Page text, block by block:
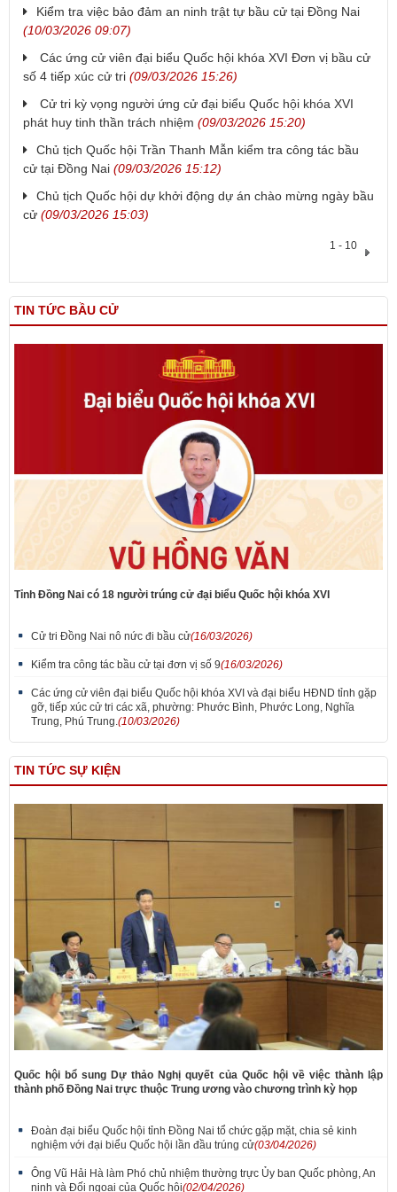
Kiểm tra việc bảo đảm an ninh trật tự bầu cử tại Đồng Nai
(10/03/2026 09:07)
Các ứng cử viên đại biểu Quốc hội khóa XVI Đơn vị bầu cử
số 4 tiếp xúc cử tri (09/03/2026 15:26)
Cử tri kỳ vọng người ứng cử đại biểu Quốc hội khóa XVI
phát huy tinh thần trách nhiệm (09/03/2026 15:20)
Chủ tịch Quốc hội Trần Thanh Mẫn kiểm tra công tác bầu
cử tại Đồng Nai (09/03/2026 15:12)
Chủ tịch Quốc hội dự khởi động dự án chào mừng ngày bầu
cử (09/03/2026 15:03)
1 - 10
TIN TỨC BẦU CỬ
Tỉnh Đồng Nai có 18 người trúng cử đại biểu Quốc hội khóa XVI
Cử tri Đồng Nai nô nức đi bầu cử(16/03/2026)
Kiểm tra công tác bầu cử tại đơn vị số 9(16/03/2026)
Các ứng cử viên đại biểu Quốc hội khóa XVI và đại biểu HĐND tỉnh gặp
gỡ, tiếp xúc cử tri các xã, phường: Phước Bình, Phước Long, Nghĩa
Trung, Phú Trung.(10/03/2026)
TIN TỨC SỰ KIỆN
Quốc hội bổ sung Dự thảo Nghị quyết của Quốc hội về việc thành lập
thành phố Đồng Nai trực thuộc Trung ương vào chương trình kỳ họp
Đoàn đại biểu Quốc hội tỉnh Đồng Nai tổ chức gặp mặt, chia sẻ kinh
nghiệm với đại biểu Quốc hội lần đầu trúng cử(03/04/2026)
Ông Vũ Hải Hà làm Phó chủ nhiệm thường trực Ủy ban Quốc phòng, An
ninh và Đối ngoại của Quốc hội(02/04/2026)